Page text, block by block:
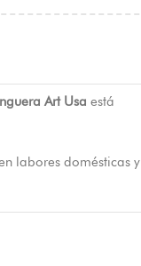
Art Usa está
labores domésticas y